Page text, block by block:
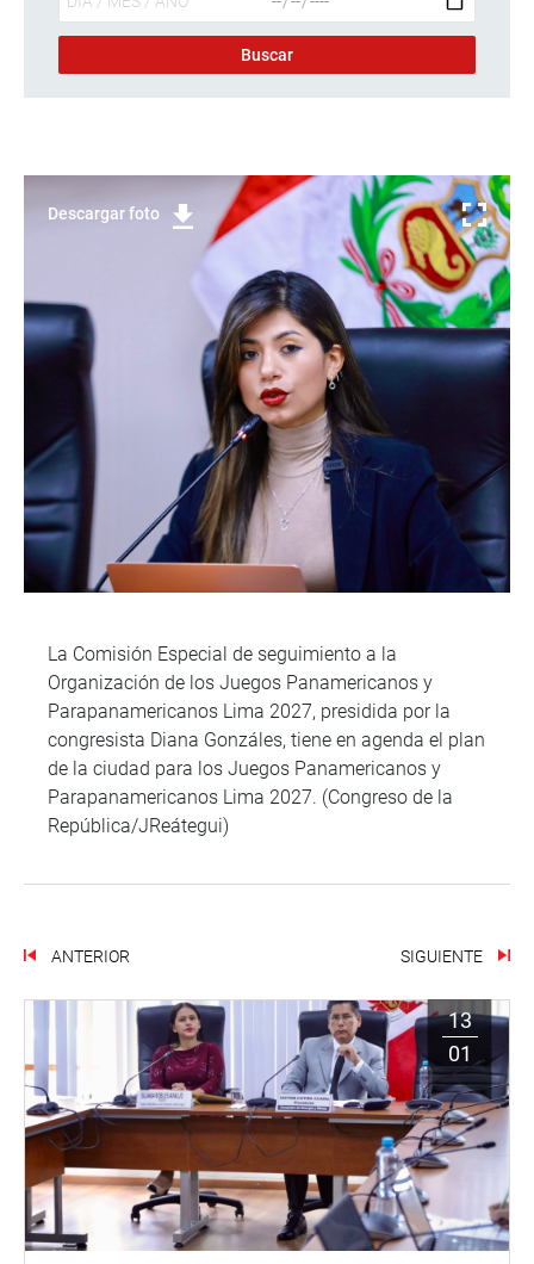
Descargar foto
La Comisión Especial de seguimiento a la
Organización de los Juegos Panamericanos y
Parapanamericanos Lima 2027, presidida por la
congresista Diana Gonzáles, tiene en agenda el plan
de la ciudad para los Juegos Panamericanos y
Parapanamericanos Lima 2027. (Congreso de la
República/JReátegui)
ANTERIOR SIGUIENTE
13
01